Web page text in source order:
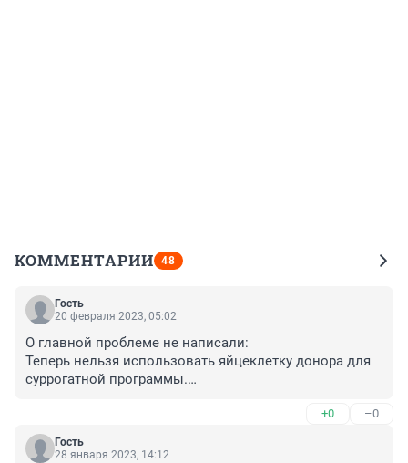
КОММЕНТАРИИ 48
Гость
20 февраля 2023, 05:02
О главной проблеме не написали:
Теперь нельзя использовать яйцеклетку донора для
суррогатной программы.
то такая семья ОБРЕЧЕНА И ПРИРАВНЕНА К ПАРЕ
ГЕЕВ.
+0 –0
Гость
28 января 2023, 14:12